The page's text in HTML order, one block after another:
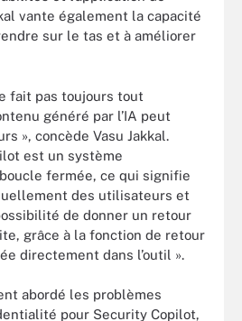
vante également la capacité
sur le tas et à améliorer
fait pas toujours tout
généré par l’IA peut
», concède Vasu Jakkal.
est un système
fermée, ce qui signifie
des utilisateurs et
de donner un retour
grâce à la fonction de retour
directement dans l’outil ».
abordé les problèmes
pour Security Copilot,